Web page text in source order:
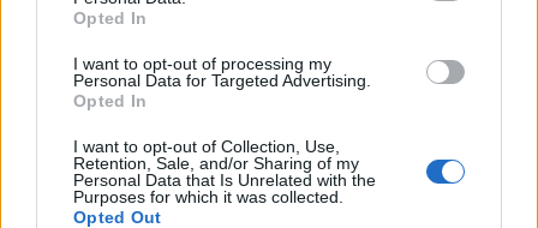
Opted In
I want to opt-out of processing my
Personal Data for Targeted Advertising.
Opted In
I want to opt-out of Collection, Use,
Retention, Sale, and/or Sharing of my
Personal Data that Is Unrelated with the
Purposes for which it was collected.
Opted Out
UUTISET
Rikossarja paljastui Turun
saaristossa – poliisi epäilee viittä
nuorukaista